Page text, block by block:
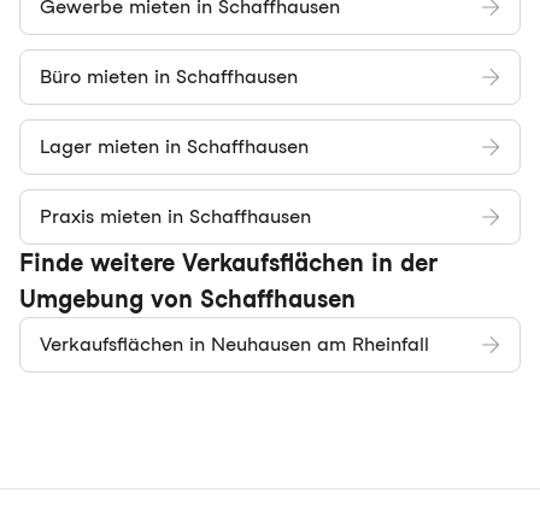
Gewerbe mieten in Schaffhausen
Büro mieten in Schaffhausen
Lager mieten in Schaffhausen
Praxis mieten in Schaffhausen
Finde weitere Verkaufsflächen in der
Umgebung von Schaffhausen
Verkaufsflächen in Neuhausen am Rheinfall